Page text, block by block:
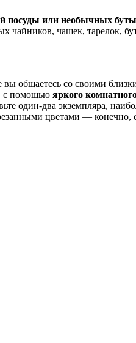
посуды или необычных
чайников, чашек, тарелок,
вы общаетесь со своими
с помощью яркого
один-два экземпляра,
цветами —